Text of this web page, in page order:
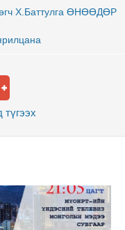
Х.Баттулга ӨНӨӨДӨР
түгээх